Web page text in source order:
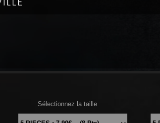
Sélectionnez la taille